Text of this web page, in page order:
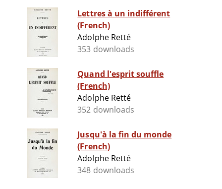
Lettres à un indifférent
(French)
Adolphe Retté
353 downloads
Quand l'esprit souffle
(French)
Adolphe Retté
352 downloads
Jusqu'à la fin du monde
(French)
Adolphe Retté
348 downloads